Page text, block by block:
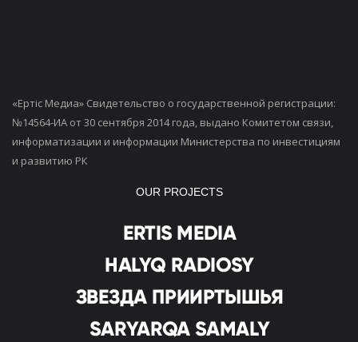
«Ертiс Медиа» Свидетельство о государственной регистрации:
№14564-ИА от 30 сентября 2014 года, выдано Комитетом связи,
информатизации и информации Министерства по инвестициям
и развитию РК
OUR PROJECTS